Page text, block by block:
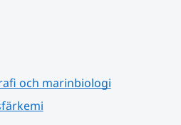
webbplats.
och marinbiologi